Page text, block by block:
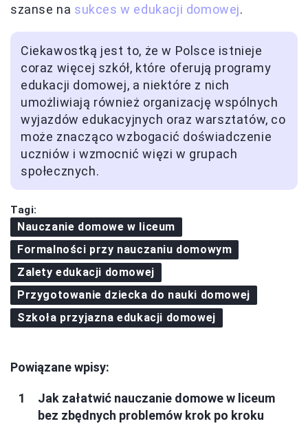
szanse na sukces w edukacji domowej.
Ciekawostką jest to, że w Polsce istnieje
coraz więcej szkół, które oferują programy
edukacji domowej, a niektóre z nich
umożliwiają również organizację wspólnych
wyjazdów edukacyjnych oraz warsztatów, co
może znacząco wzbogacić doświadczenie
uczniów i wzmocnić więzi w grupach
społecznych.
Tagi:
Nauczanie domowe w liceum
Formalności przy nauczaniu domowym
Zalety edukacji domowej
Przygotowanie dziecka do nauki domowej
Szkoła przyjazna edukacji domowej
Powiązane wpisy:
Jak załatwić nauczanie domowe w liceum
bez zbędnych problemów krok po kroku